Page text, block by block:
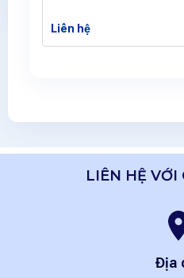
Liên hệ
LIÊN HỆ VỚI
Địa